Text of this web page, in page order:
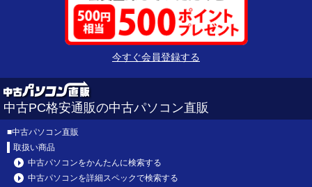
今すぐ会員登録する
中古PC格安通販の中古パソコン直販
■中古パソコン直販
取扱い商品
中古パソコンをかんたんに検索する
中古パソコンを詳細スペックで検索する